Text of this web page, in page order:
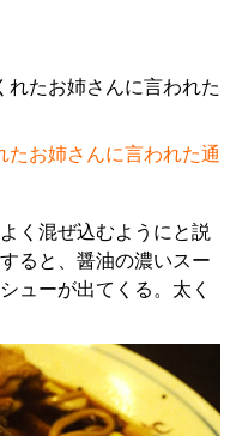
お姉さんに言われた通
く混ぜ込むようにと説
ると、醤油の濃いスー
ューが出てくる。太く